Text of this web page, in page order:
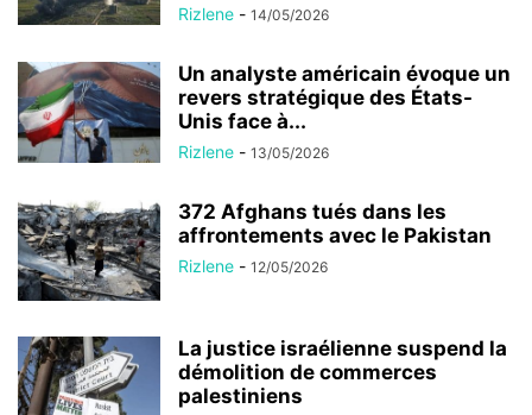
Rizlene - 14/05/2026
Un analyste américain évoque un
revers stratégique des États-
Unis face à...
Rizlene - 13/05/2026
372 Afghans tués dans les
affrontements avec le Pakistan
Rizlene - 12/05/2026
La justice israélienne suspend la
démolition de commerces
palestiniens